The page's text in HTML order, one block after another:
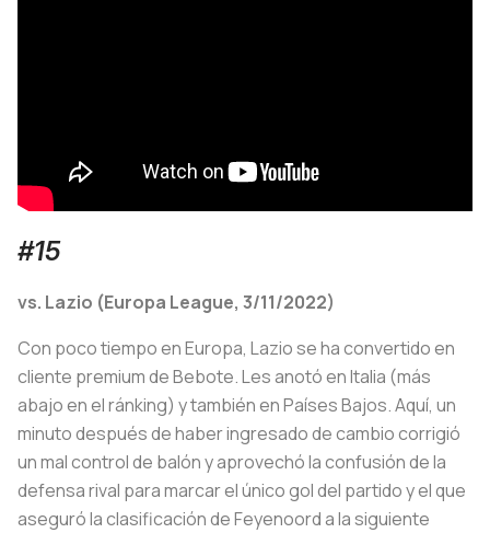
#15
vs. Lazio (Europa League, 3/11/2022)
Con poco tiempo en Europa, Lazio se ha convertido en
cliente premium de Bebote. Les anotó en Italia (más
abajo en el ránking) y también en Países Bajos. Aquí, un
minuto después de haber ingresado de cambio corrigió
un mal control de balón y aprovechó la confusión de la
defensa rival para marcar el único gol del partido y el que
aseguró la clasificación de Feyenoord a la siguiente